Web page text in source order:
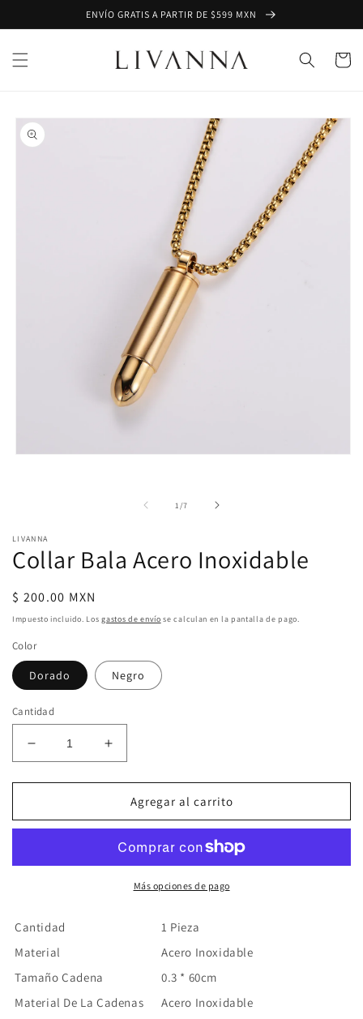
directamente
al contenido
ENVÍO GRATIS A PARTIR DE $599 MXN
Carrito
directamente
a la
información
ventana
modal
1/de
7
LIVANNA
Collar Bala Acero Inoxidable
Precio
habitual
$ 200.00 MXN
Impuesto incluido. Losgastos de envío se calculan en la pantalla de pago.
Color
Dorado Negro
Cantidad
Reducir
cantidad
para
Bala
Aumentar
cantidad
para
Collar
Bala
Inoxidable
Agregar al carrito
Más opciones de pago
Cantidad
1 Pieza
Material
Acero Inoxidable
Tamaño Cadena
0.3 * 60cm
Material De La Cadenas
Acero Inoxidable